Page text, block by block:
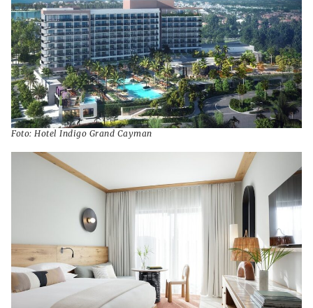
Foto: Hotel Indigo Grand Cayman